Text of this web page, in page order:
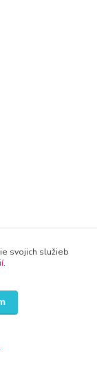
svojich služieb
.